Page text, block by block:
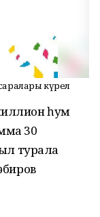
күрелә
һум
30
турала